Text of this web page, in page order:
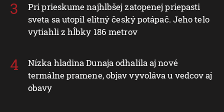
Pri prieskume najhlbšej zatopenej priepasti
sveta sa utopil elitný český potápač. Jeho telo
vytiahli z hĺbky 186 metrov
Nízka hladina Dunaja odhalila aj nové
termálne pramene, objav vyvoláva u vedcov aj
obavy